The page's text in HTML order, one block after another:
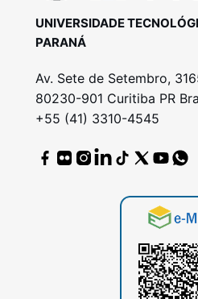
UNIVERSIDADE
PARANÁ
Av. Sete de Setembro,
80230-901 Curitiba PR
+55 (41) 3310-4545